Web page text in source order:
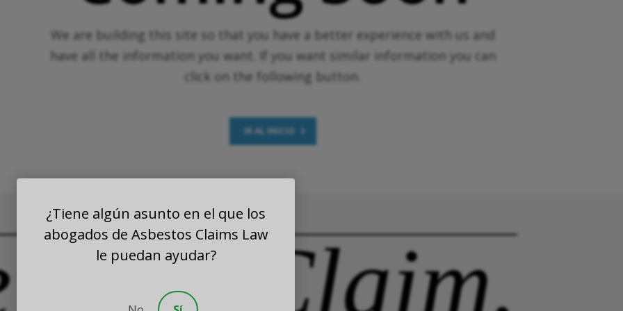
We are building this site so that you have a better experience with us and
have all the information you want. If you want similar information you can
click on the following button.
IR AL INICIO
Your Claim.
¿Tiene algún asunto en el que los
abogados de Asbestos Claims Law
le puedan ayudar?